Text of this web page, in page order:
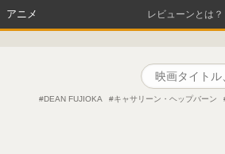
アニメ レビューンとは？
DEAN FUJIOKA キャサリーン・ヘップバーン